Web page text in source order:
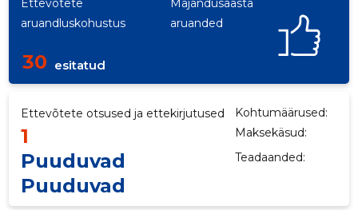
Ettevõtete
aruandluskohustus
Majandusaasta
aruanded
30 esitatud
Ettevõtete otsused ja ettekirjutused Kohtumäärused:
1 Maksekäsud:
Puuduvad Teadaanded:
Puuduvad